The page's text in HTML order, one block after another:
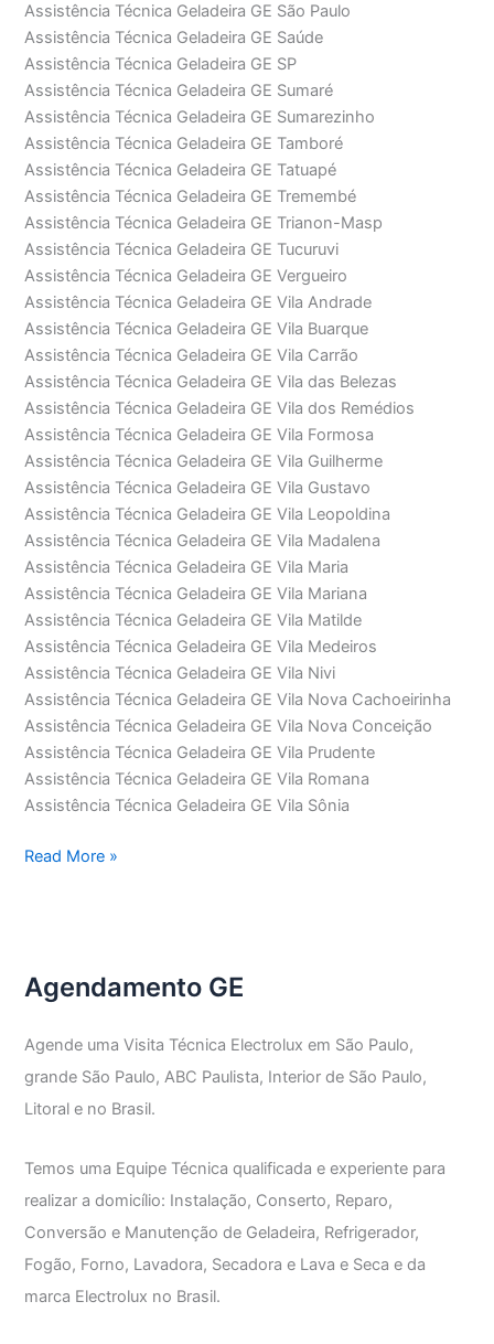
Assistência Técnica Geladeira GE São Paulo
Assistência Técnica Geladeira GE Saúde
Assistência Técnica Geladeira GE SP
Assistência Técnica Geladeira GE Sumaré
Assistência Técnica Geladeira GE Sumarezinho
Assistência Técnica Geladeira GE Tamboré
Assistência Técnica Geladeira GE Tatuapé
Assistência Técnica Geladeira GE Tremembé
Assistência Técnica Geladeira GE Trianon-Masp
Assistência Técnica Geladeira GE Tucuruvi
Assistência Técnica Geladeira GE Vergueiro
Assistência Técnica Geladeira GE Vila Andrade
Assistência Técnica Geladeira GE Vila Buarque
Assistência Técnica Geladeira GE Vila Carrão
Assistência Técnica Geladeira GE Vila das Belezas
Assistência Técnica Geladeira GE Vila dos Remédios
Assistência Técnica Geladeira GE Vila Formosa
Assistência Técnica Geladeira GE Vila Guilherme
Assistência Técnica Geladeira GE Vila Gustavo
Assistência Técnica Geladeira GE Vila Leopoldina
Assistência Técnica Geladeira GE Vila Madalena
Assistência Técnica Geladeira GE Vila Maria
Assistência Técnica Geladeira GE Vila Mariana
Assistência Técnica Geladeira GE Vila Matilde
Assistência Técnica Geladeira GE Vila Medeiros
Assistência Técnica Geladeira GE Vila Nivi
Assistência Técnica Geladeira GE Vila Nova Cachoeirinha
Assistência Técnica Geladeira GE Vila Nova Conceição
Assistência Técnica Geladeira GE Vila Prudente
Assistência Técnica Geladeira GE Vila Romana
Assistência Técnica Geladeira GE Vila Sônia
Assistência
Read More »
Agendamento GE
Agende uma Visita Técnica Electrolux em São Paulo,
grande São Paulo, ABC Paulista, Interior de São Paulo,
Litoral e no Brasil.
Temos uma Equipe Técnica qualificada e experiente para
realizar a domicílio: Instalação, Conserto, Reparo,
Conversão e Manutenção de Geladeira, Refrigerador,
Fogão, Forno, Lavadora, Secadora e Lava e Seca e da
marca Electrolux no Brasil.